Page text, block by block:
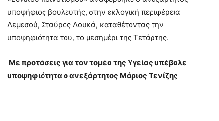
υποψήφιος βουλευτής, στην εκλογική περιφέρεια
Λεμεσού, Σταύρος Λουκά, καταθέτοντας την
υποψηφιότητα του, το μεσημέρι της Τετάρτης.
Με προτάσεις για τον τομέα της Υγείας υπέβαλε
υποψηφιότητα ο ανεξάρτητος Μάριος Τενίζης
———————